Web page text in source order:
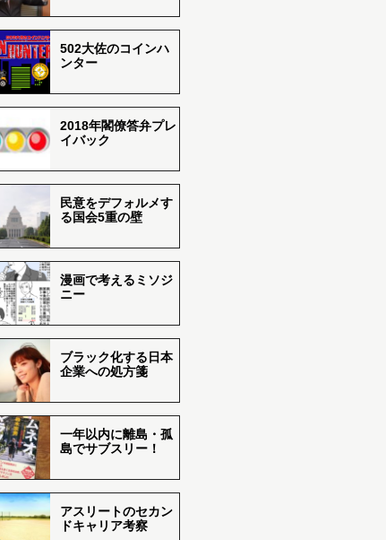
502大佐のコインハ
ンター
2018年閣僚答弁プレ
イバック
民意をデフォルメす
る国会5重の壁
漫画で考えるミソジ
ニー
ブラック化する日本
企業への処方箋
一年以内に離島・孤
島でサブスリー！
アスリートのセカン
ドキャリア考察